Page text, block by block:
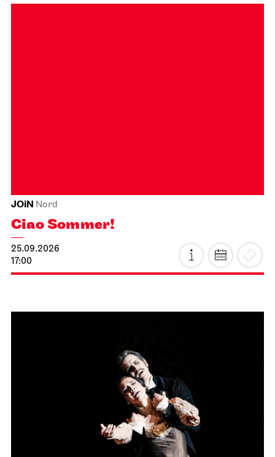
JOiN Nord
Ciao Sommer!
25.09.2026
17:00